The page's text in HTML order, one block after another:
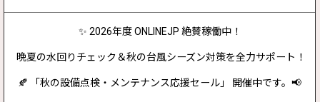
✨ 2026年度 ONLINEJP 絶賛稼働中！
晩夏の水回りチェック＆秋の台風シーズン対策を全力サポート！
🍂 「秋の設備点検・メンテナンス応援セール」 開催中です。📢